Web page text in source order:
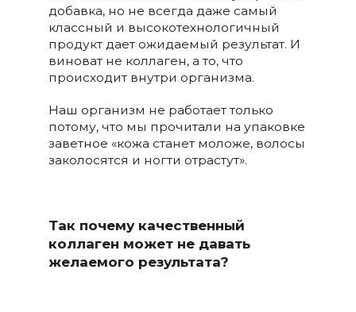
добавка, но не всегда даже самый
классный и высокотехнологичный
продукт дает ожидаемый результат. И
виноват не коллаген, а то, что
происходит внутри организма.
Наш организм не работает только
потому, что мы прочитали на упаковке
заветное «кожа станет моложе, волосы
заколосятся и ногти отрастут».
Так почему качественный
коллаген может не давать
желаемого результата?